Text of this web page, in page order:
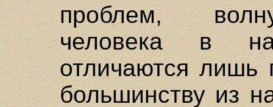
проблем,
человека в
отличаются лишь
большинству из